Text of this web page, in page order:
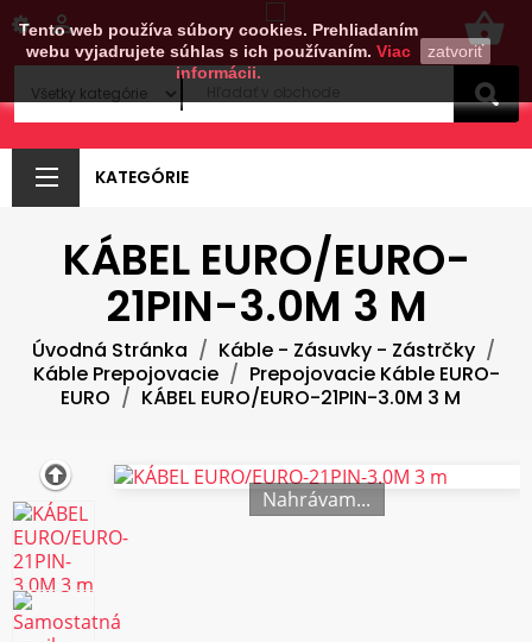
Tento web používa súbory cookies. Prehliadaním
webu vyjadrujete súhlas s ich používaním. Viac
informácii.
zatvoriť
shopping_basket

KATEGÓRIE
KÁBEL EURO/EURO-
21PIN-3.0M 3 M
Úvodná Stránka
Káble - Zásuvky - Zástrčky
Káble Prepojovacie
Prepojovacie Káble EURO-
EURO
KÁBEL EURO/EURO-21PIN-3.0M 3 M
Nahrávam...